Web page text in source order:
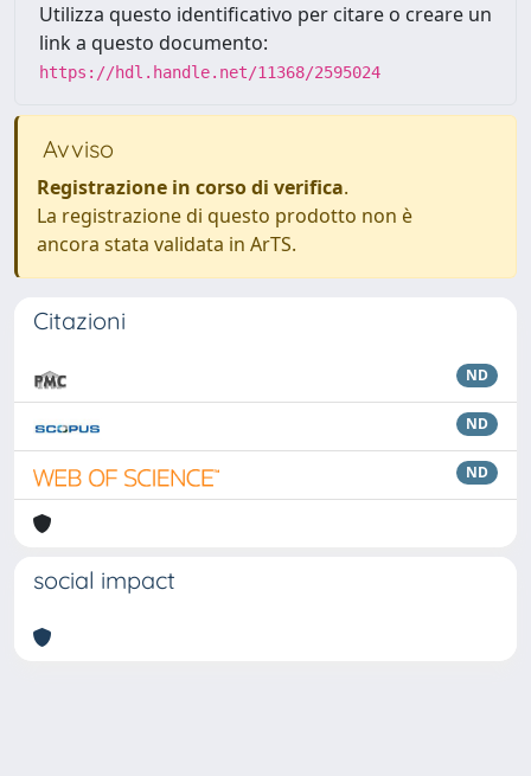
Utilizza questo identificativo per citare o creare un
link a questo documento:
https://hdl.handle.net/11368/2595024
Avviso
Registrazione in corso di verifica.
La registrazione di questo prodotto non è
ancora stata validata in ArTS.
Citazioni
ND
ND
ND
social impact